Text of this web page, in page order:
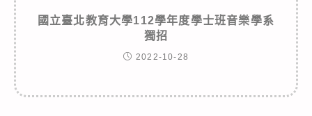
國立臺北教育大學112學年度學士班音樂學系
獨招
2022-10-28